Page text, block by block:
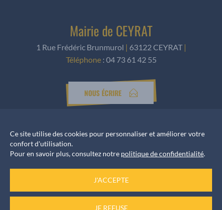
Mairie de CEYRAT
1 Rue Frédéric Brunmurol | 63122 CEYRAT |
Téléphone: 04 73 61 42 55
NOUS ÉCRIRE
Horaires d’ouverture
Accueil services
Ce site utilise des cookies pour personnaliser et améliorer votre
confort d'utilisation.
Pour en savoir plus, consultez notre politique de confidentialité.
J'ACCEPTE
JE REFUSE